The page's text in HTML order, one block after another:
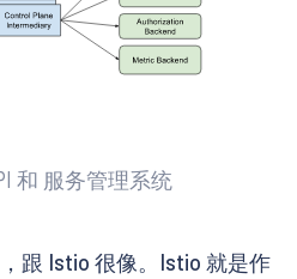
和 服务管理系统
跟 Istio 很像。Istio 就是作